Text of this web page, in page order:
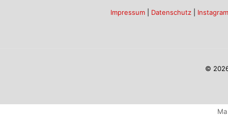
Impressum Datenschutz Instagram
©